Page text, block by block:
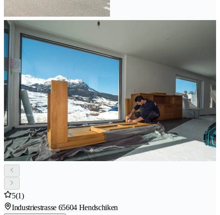
5(1)
Industriestrasse 65604 Hendschiken